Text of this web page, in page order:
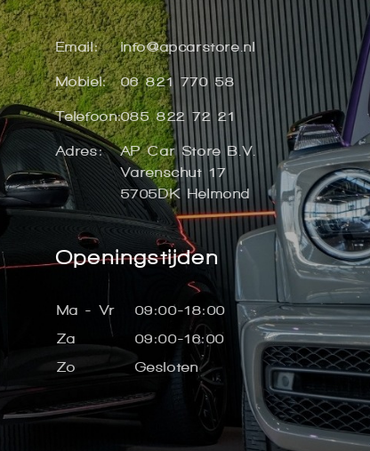
Email: info@apcarstore.nl
Mobiel: 06 821 770 58
Telefoon:085 822 72 21
Adres:
AP Car Store B.V.
Varenschut 17
5705DK Helmond
Openingstijden
Ma - Vr
09:00-18:00
Za
09:00-16:00
Zo
Gesloten